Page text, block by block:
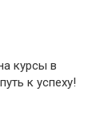
курсы в
к успеху!